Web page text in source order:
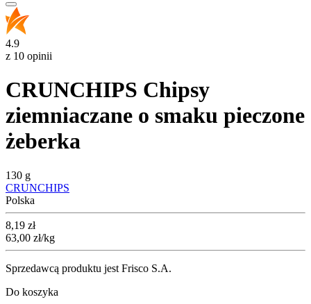
4.9
z 10 opinii
CRUNCHIPS Chipsy
ziemniaczane o smaku pieczone
żeberka
130 g
CRUNCHIPS
Polska
Cena
8,19 zł
63,00 zł/kg
Sprzedawcą produktu jest Frisco S.A.
Do koszyka